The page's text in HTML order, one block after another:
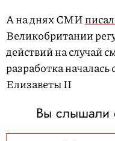
А на днях СМИ
Великобритании
действий на случай
разработка началась
Елизаветы II
Вы слышали